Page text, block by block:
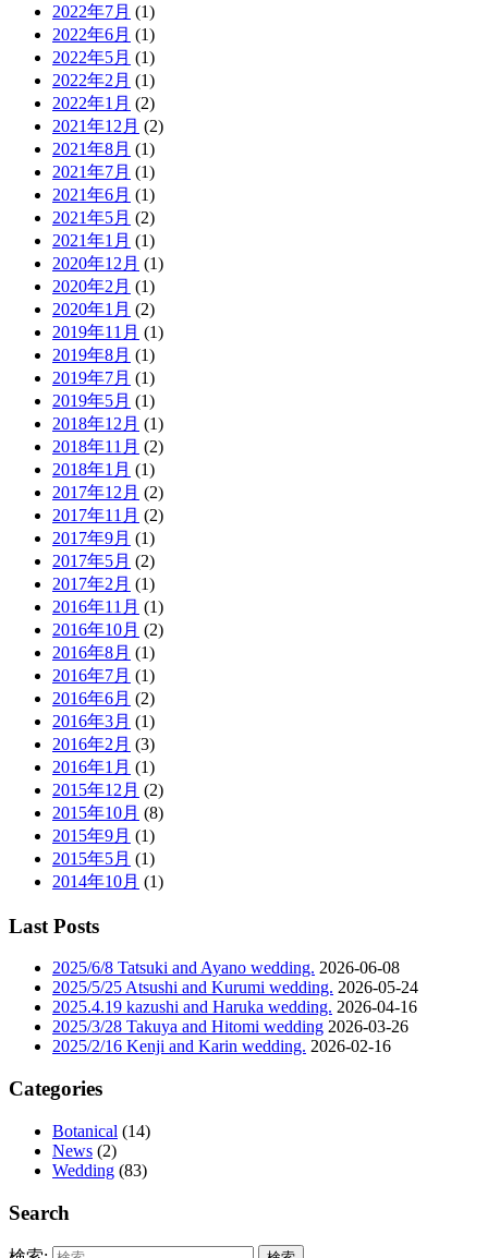
2022年7月 (1)
2022年6月 (1)
2022年5月 (1)
2022年2月 (1)
2022年1月 (2)
2021年12月 (2)
2021年8月 (1)
2021年7月 (1)
2021年6月 (1)
2021年5月 (2)
2021年1月 (1)
2020年12月 (1)
2020年2月 (1)
2020年1月 (2)
2019年11月 (1)
2019年8月 (1)
2019年7月 (1)
2019年5月 (1)
2018年12月 (1)
2018年11月 (2)
2018年1月 (1)
2017年12月 (2)
2017年11月 (2)
2017年9月 (1)
2017年5月 (2)
2017年2月 (1)
2016年11月 (1)
2016年10月 (2)
2016年8月 (1)
2016年7月 (1)
2016年6月 (2)
2016年3月 (1)
2016年2月 (3)
2016年1月 (1)
2015年12月 (2)
2015年10月 (8)
2015年9月 (1)
2015年5月 (1)
2014年10月 (1)
Last Posts
2025/6/8 Tatsuki and Ayano wedding. 2026-06-08
2025/5/25 Atsushi and Kurumi wedding. 2026-05-24
2025.4.19 kazushi and Haruka wedding. 2026-04-16
2025/3/28 Takuya and Hitomi wedding 2026-03-26
2025/2/16 Kenji and Karin wedding. 2026-02-16
Categories
Botanical (14)
News (2)
Wedding (83)
Search